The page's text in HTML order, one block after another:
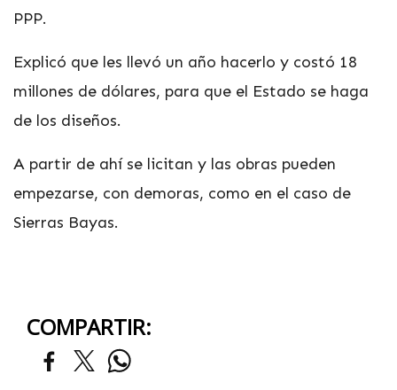
PPP.
Explicó que les llevó un año hacerlo y costó 18
millones de dólares, para que el Estado se haga
de los diseños.
A partir de ahí se licitan y las obras pueden
empezarse, con demoras, como en el caso de
Sierras Bayas.
COMPARTIR: